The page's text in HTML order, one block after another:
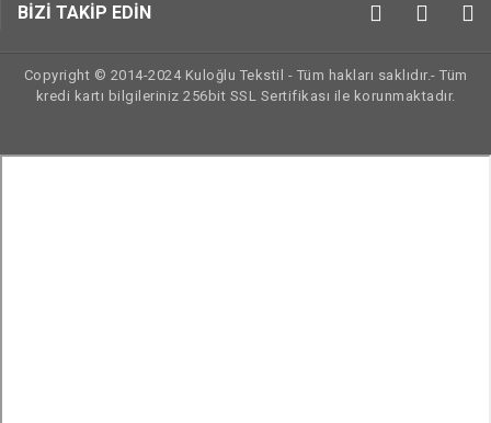
BİZİ TAKİP EDİN
Copyright © 2014-2024 Kuloğlu Tekstil - Tüm hakları saklıdır.- Tüm
kredi kartı bilgileriniz 256bit SSL Sertifikası ile korunmaktadır.